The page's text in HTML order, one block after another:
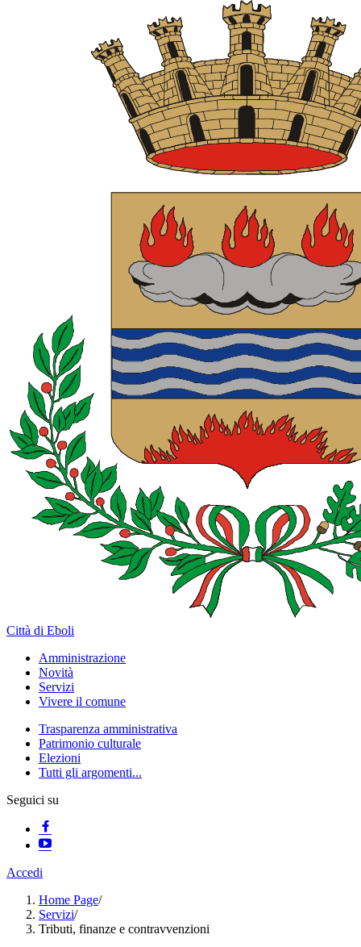
Città di Eboli
Amministrazione
Novità
Servizi
Vivere il comune
Trasparenza amministrativa
Patrimonio culturale
Elezioni
Tutti gli argomenti...
Seguici su
Accedi
Home Page/
Servizi/
Tributi, finanze e contravvenzioni